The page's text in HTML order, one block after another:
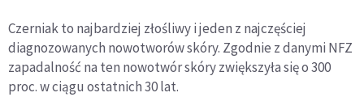
Czerniak to najbardziej złośliwy i jeden z najczęściej
diagnozowanych nowotworów skóry. Zgodnie z danymi NFZ
zapadalność na ten nowotwór skóry zwiększyła się o 300
proc. w ciągu ostatnich 30 lat.